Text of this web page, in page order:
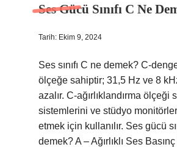
Ses Gücü Sınıfı C Ne
Tarih: Ekim 9, 2024
Ses sınıfı C ne demek? C-
ölçeğe sahiptir; 31,5 Hz ve 8
azalır. C-ağırlıklandırma ölçeği
sistemlerini ve stüdyo
etmek için kullanılır. Ses gücü
demek? A – Ağırlıklı Ses